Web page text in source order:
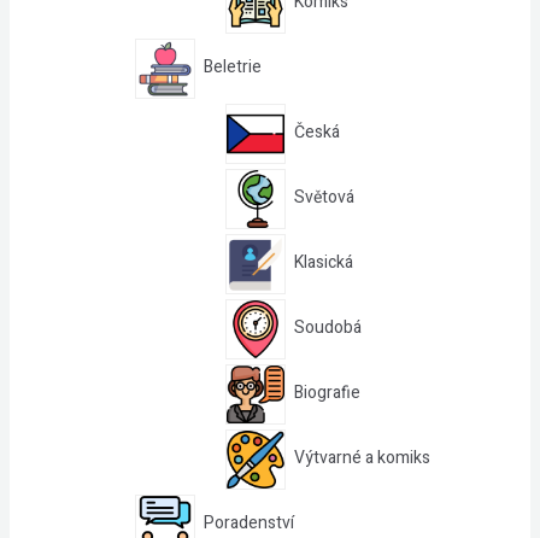
Beletrie
Česká
Světová
Klasická
Soudobá
Biografie
Výtvarné a komiks
Poradenství